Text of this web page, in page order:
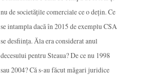
nu de societățile comerciale ce o dețin. Ce
se intampla dacă în 2015 de exemplu CSA
se desființa. Ăla era considerat anul
decesului pentru Steaua? De ce nu 1998
sau 2004? Că s-au făcut măgari juridice